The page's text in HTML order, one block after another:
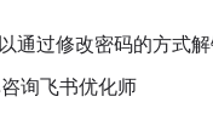
通过修改密码的方式解
询飞书优化师